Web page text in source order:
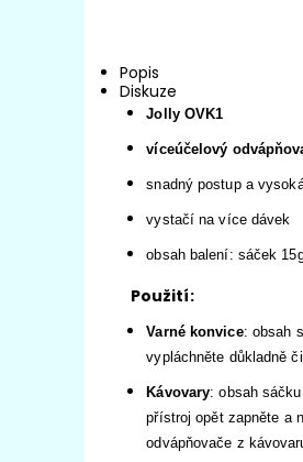
Popis
Diskuze
Jolly OVK1
víceúčelový
snadný postup a
vystačí na více dávek
obsah balení: sáček
Použití:
Varné konvice: obsah
vypláchněte důkladně
Kávovary: obsah
přístroj opět zapněte a
odvápňovače z